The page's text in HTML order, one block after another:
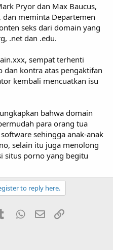
Pryor dan Max Baucus,
meminta Departemen
seks dari domain yang
.net dan .edu.
sempat terhenti
dan kontra atas pengaktifan
kembali mencuatkan isu
bahwa domain
para orang tua
sehingga anak-anak
selain itu juga menolong
situs porno yang begitu
to reply here.
Tumblr WhatsApp
Email